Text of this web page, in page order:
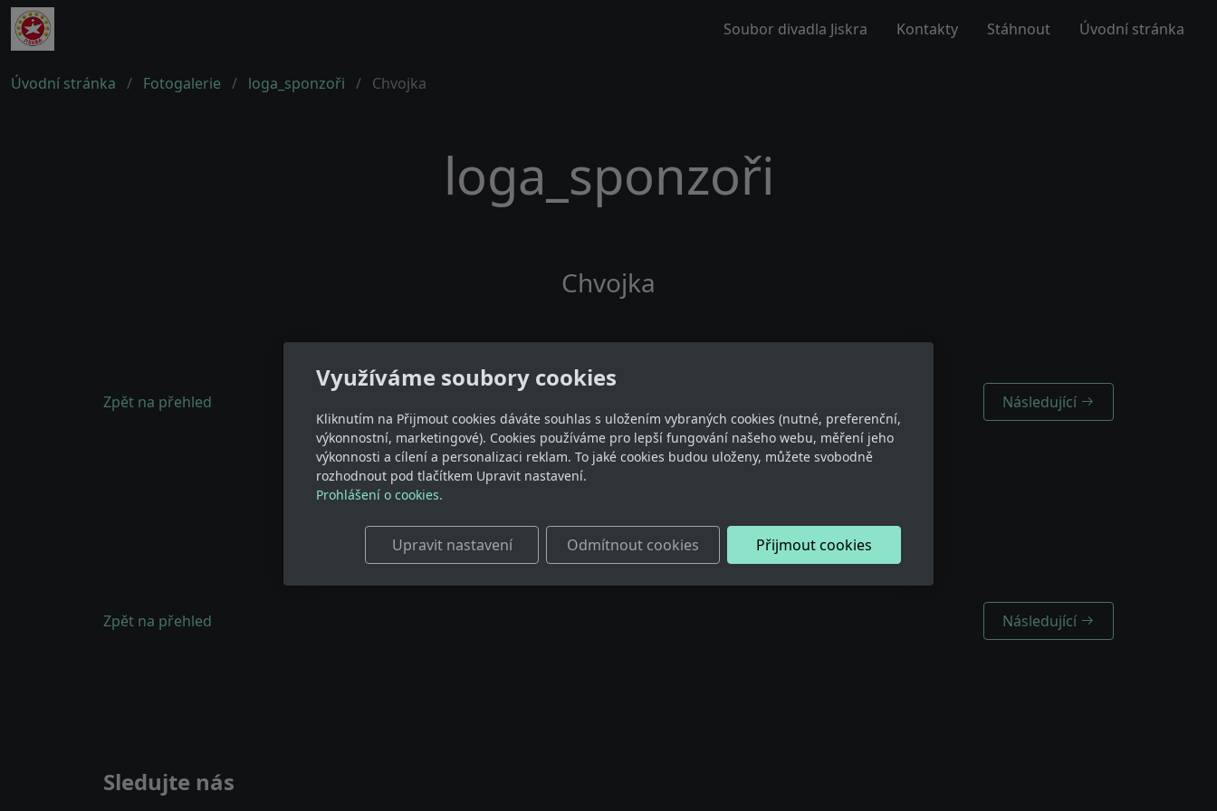
Soubor divadla Jiskra Kontakty Stáhnout Úvodní stránka
Úvodní stránka Fotogalerie loga_sponzoři Chvojka
loga_sponzoři
Chvojka
Zpět na přehled Následující
Zpět na přehled Následující
Sledujte nás
Využíváme soubory cookies
Kliknutím na Přijmout cookies dáváte souhlas s uložením vybraných cookies (nutné, preferenční,
výkonnostní, marketingové). Cookies používáme pro lepší fungování našeho webu, měření jeho
výkonnosti a cílení a personalizaci reklam. To jaké cookies budou uloženy, můžete svobodně
rozhodnout pod tlačítkem Upravit nastavení.
Prohlášení o cookies.
Upravit nastavení Odmítnout cookies Přijmout cookies